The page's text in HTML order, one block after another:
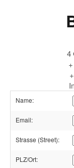
4
Name:
Email:
Strasse (Street):
PLZ/Ort: